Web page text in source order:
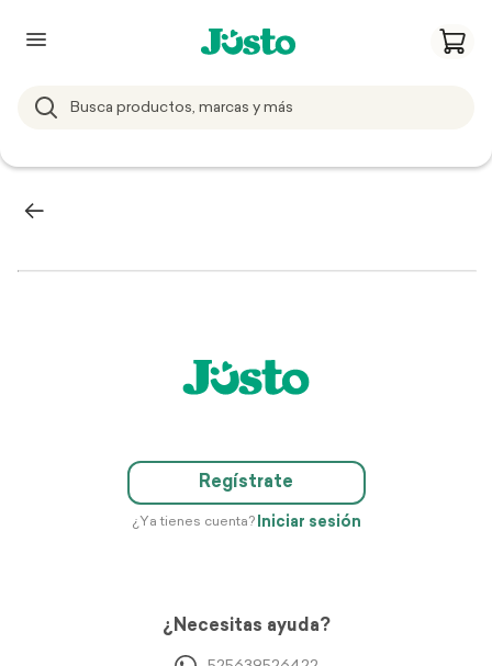
Regístrate
¿Ya tienes cuenta? Iniciar sesión
¿Necesitas ayuda?